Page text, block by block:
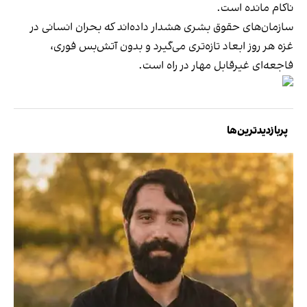
ناکام مانده است.
سازمان‌های حقوق بشری هشدار داده‌اند که بحران انسانی در
غزه هر روز ابعاد تازه‌تری می‌گیرد و بدون آتش‌بس فوری،
فاجعه‌ای غیرقابل مهار در راه است.
پربازدیدترین‌ها